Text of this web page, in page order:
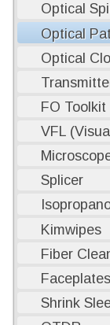
Optical
Optical
Optical
FO Toolkit
VFL
Splicer
Kimwipes
Fiber
Faceplates
Shrink